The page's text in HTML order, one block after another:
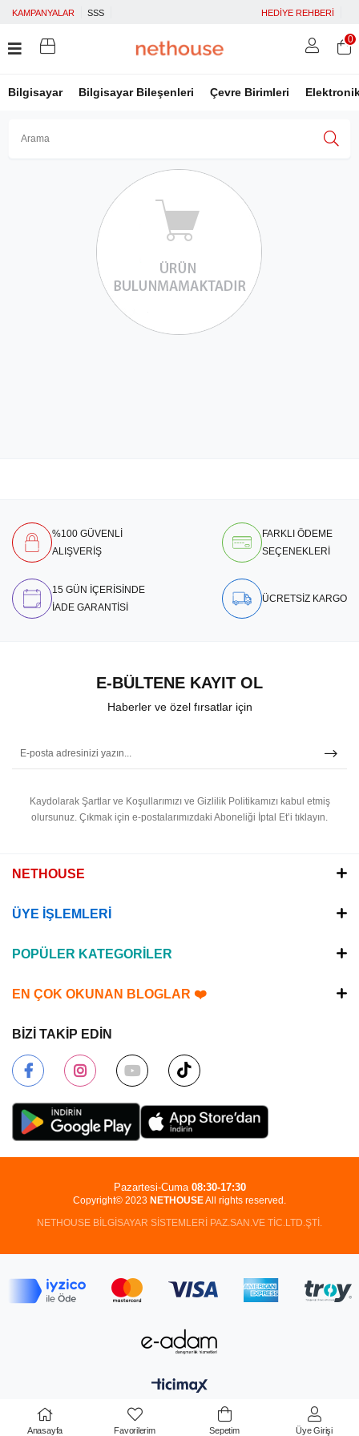
KAMPANYALAR SSS HEDİYE REHBERİ
Bilgisayar Bilgisayar Bileşenleri Çevre Birimleri
Üye Ol Facebook İle Bağlan
Google İle Bağlan
0
%100 GÜVENLİ
ALIŞVERİŞ
FARKLI ÖDEME
SEÇENEKLERİ
15 GÜN İÇERİSİNDE
İADE GARANTİSİ
ÜCRETSİZ KARGO
E-BÜLTENE KAYIT OL
Haberler ve özel fırsatlar için
Kaydolarak Şartlar ve Koşullarımızı ve Gizlilik Politikamızı kabul etmiş
olursunuz. Çıkmak için e-postalarımızdaki Aboneliği İptal Et’i tıklayın.
NETHOUSE
ÜYE İŞLEMLERİ
POPÜLER KATEGORİLER
EN ÇOK OKUNAN BLOGLAR ❤️
BİZİ TAKİP EDİN
Copyright© 2023 NETHOUSEAll rights reserved.
NETHOUSE BİLGİSAYAR SİSTEMLERİ PAZ.SAN.VE TİC.LTD.ŞTİ.
Pazartesi-Cuma 08:30-17:30
Anasayfa Favorilerim Sepetim Üye Girişi